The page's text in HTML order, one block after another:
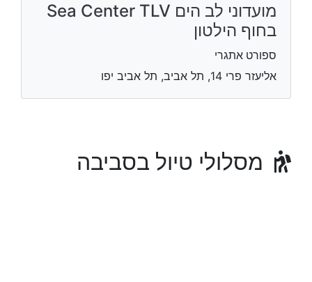
מועדוני לב הים Sea Center TLV
בחוף הילטון
ספורט אתגרי
אליעזר פרי 14, תל אביב, תל אביב יפו
מסלולי טיול בסביבה